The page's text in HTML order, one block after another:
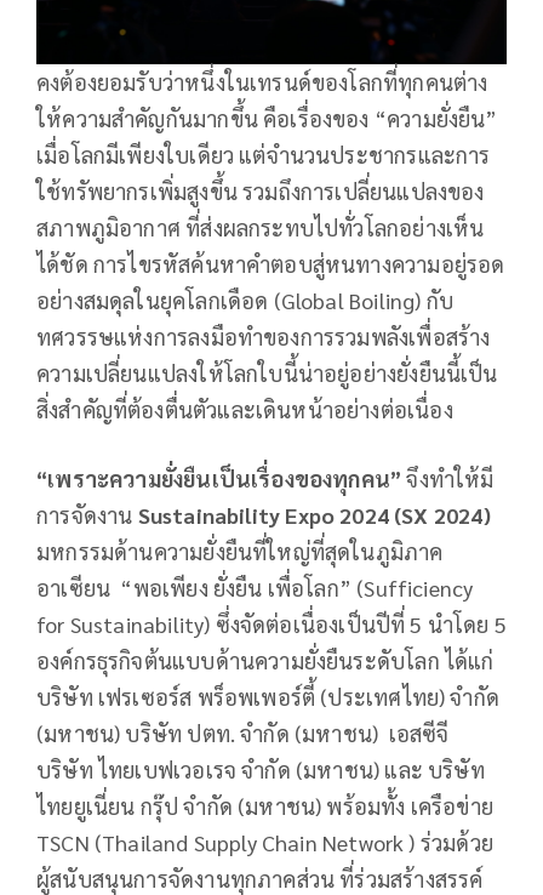
คงต้องยอมรับว่าหนึ่งในเทรนด์ของโลกที่ทุกคนต่าง
ให้ความสำคัญกันมากขึ้น คือเรื่องของ “ความยั่งยืน”
เมื่อโลกมีเพียงใบเดียว แต่จำนวนประชากรและการ
ใช้ทรัพยากรเพิ่มสูงขึ้น รวมถึงการเปลี่ยนแปลงของ
สภาพภูมิอากาศ ที่ส่งผลกระทบไปทั่วโลกอย่างเห็น
ได้ชัด การไขรหัสค้นหาคำตอบสู่หนทางความอยู่รอด
อย่างสมดุลในยุคโลกเดือด (Global Boiling) กับ
ทศวรรษแห่งการลงมือทำของการรวมพลังเพื่อสร้าง
ความเปลี่ยนแปลงให้โลกใบนี้น่าอยู่อย่างยั่งยืนนี้เป็น
สิ่งสำคัญที่ต้องตื่นตัวและเดินหน้าอย่างต่อเนื่อง
“เพราะความยั่งยืนเป็นเรื่องของทุกคน” จึงทำให้มี
การจัดงาน Sustainability Expo 2024 (SX 2024)
มหกรรมด้านความยั่งยืนที่ใหญ่ที่สุดในภูมิภาค
อาเซียน “พอเพียง ยั่งยืน เพื่อโลก” (Sufficiency
for Sustainability) ซึ่งจัดต่อเนื่องเป็นปีที่ 5 นำโดย 5
องค์กรธุรกิจต้นแบบด้านความยั่งยืนระดับโลก ได้แก่
บริษัท เฟรเซอร์ส พร็อพเพอร์ตี้ (ประเทศไทย) จำกัด
(มหาชน) บริษัท ปตท. จำกัด (มหาชน) เอสซีจี
บริษัท ไทยเบฟเวอเรจ จำกัด (มหาชน) และ บริษัท
ไทยยูเนี่ยน กรุ๊ป จำกัด (มหาชน) พร้อมทั้ง เครือข่าย
TSCN (Thailand Supply Chain Network ) ร่วมด้วย
ผู้สนับสนุนการจัดงานทุกภาคส่วน ที่ร่วมสร้างสรรค์